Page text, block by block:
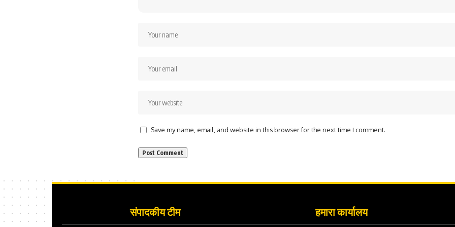
Save my name, email, and website in this browser for the next time I comment.
संपादकीय टीम हमारा कार्यालय